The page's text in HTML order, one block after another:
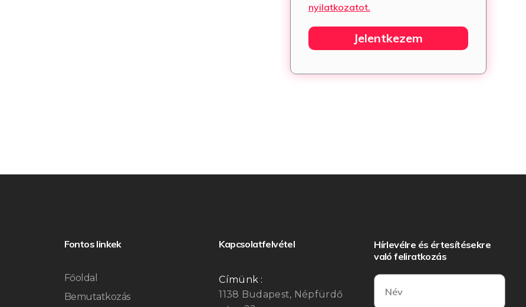
nyilatkozatot.
Jelentkezem
Fontos linkek
Főoldal
Bemutatkozás
Kapcsolatfelvétel
Címünk :
1138 Budapest, Népfürdő
Hírlevélre és értesítésekre
való feliratkozás